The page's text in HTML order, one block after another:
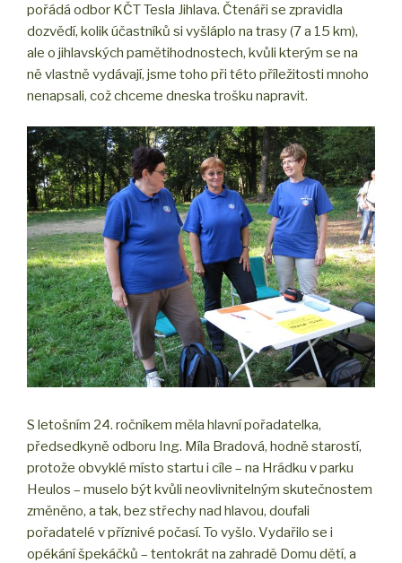
pořádá odbor KČT Tesla Jihlava. Čtenáři se zpravidla
dozvědí, kolik účastníků si vyšláplo na trasy (7 a 15 km),
ale o jihlavských pamětihodnostech, kvůli kterým se na
ně vlastně vydávají, jsme toho při této příležitosti mnoho
nenapsali, což chceme dneska trošku napravit.
S letošním 24. ročníkem měla hlavní pořadatelka,
předsedkyně odboru Ing. Míla Bradová, hodně starostí,
protože obvyklé místo startu i cíle – na Hrádku v parku
Heulos – muselo být kvůli neovlivnitelným skutečnostem
změněno, a tak, bez střechy nad hlavou, doufali
pořadatelé v příznivé počasí. To vyšlo. Vydařilo se i
opékání špekáčků – tentokrát na zahradě Domu dětí, a